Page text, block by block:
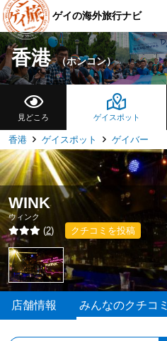
ゲイの海外旅行ナビ
香港（ホンコン）
見どころ ゲイスポット
香港 ゲイスポット ゲイバー
WINK
ウィンク
(2) クチコミを投稿
店舗情報 みんなのクチコミ